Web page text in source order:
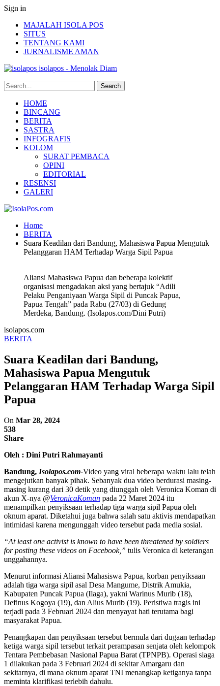
Sign in
MAJALAH ISOLA POS
SITUS
TENTANG KAMI
JURNALISME AMAN
isolapos - Menolak Diam
HOME
BINCANG
BERITA
SASTRA
INFOGRAFIS
KOLOM
SURAT PEMBACA
OPINI
EDITORIAL
RESENSI
GALERI
Home
BERITA
Suara Keadilan dari Bandung, Mahasiswa Papua Mengutuk
Pelanggaran HAM Terhadap Warga Sipil Papua
Aliansi Mahasiswa Papua dan beberapa kolektif
organisasi mengadakan aksi yang bertajuk “Adili
Pelaku Penganiyaan Warga Sipil di Puncak Papua,
Papua Tengah” pada Rabu (27/03) di Gedung
Merdeka, Bandung. (Isolapos.com/Dini Putri)
isolapos.com
BERITA
Suara Keadilan dari Bandung,
Mahasiswa Papua Mengutuk
Pelanggaran HAM Terhadap Warga Sipil
Papua
On Mar 28, 2024
538
Share
Oleh : Dini Putri Rahmayanti
Bandung, Isolapos.com-Video yang viral beberapa waktu lalu telah
mengejutkan banyak pihak. Sebanyak dua video berdurasi masing-
masing kurang dari 30 detik yang diunggah oleh Veronica Koman di
akun X-nya @VeronicaKoman pada 22 Maret 2024 itu
menampilkan penyiksaan terhadap tiga warga sipil Papua oleh
oknum aparat. Diketahui juga bahwa salah satu aktivis mendapatkan
intimidasi karena mengunggah video tersebut pada media sosial.
“At least one activist is known to have been threatened by soldiers
for posting these videos on Facebook,” tulis Veronica di keterangan
unggahannya.
Menurut informasi Aliansi Mahasiswa Papua, korban penyiksaan
adalah tiga warga sipil asal Desa Mangume, Distrik Amukia,
Kabupaten Puncak Papua (Ilaga), yakni Warinus Murib (18),
Definus Kogoya (19), dan Alius Murib (19). Peristiwa tragis ini
terjadi pada 3 Februari 2024 dan menyayat hati terutama bagi
masyarakat Papua.
Penangkapan dan penyiksaan tersebut bermula dari dugaan terhadap
ketiga warga sipil tersebut terkait perampasan senjata oleh kelompok
Tentara Pembebasan Nasional Papua Barat (TPNPB). Operasi siaga
1 dilakukan pada 3 Februari 2024 di sekitar Amargaru dan
sekitarnya, di mana oknum aparat TNI menangkap ketiganya tanpa
meminta klarifikasi terlebih dahulu.